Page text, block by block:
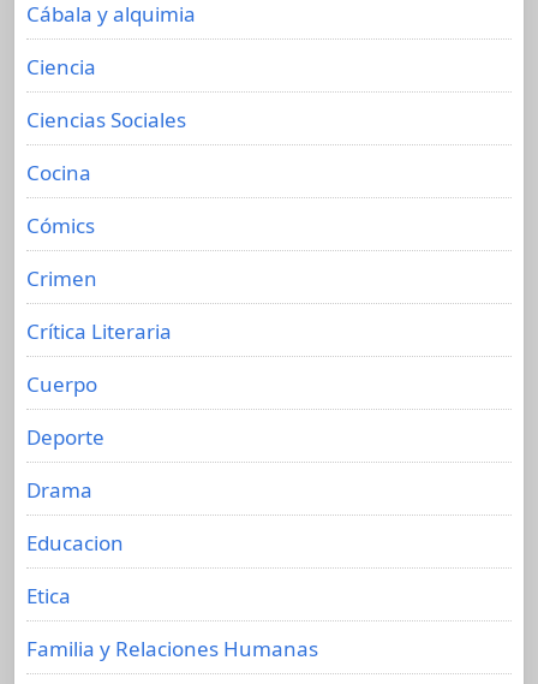
Cábala y alquimia
Ciencia
Ciencias Sociales
Cocina
Cómics
Crimen
Crítica Literaria
Cuerpo
Deporte
Drama
Educacion
Etica
Familia y Relaciones Humanas